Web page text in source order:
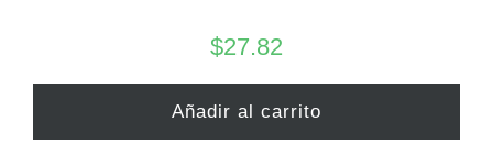
$27.82
Añadir al carrito